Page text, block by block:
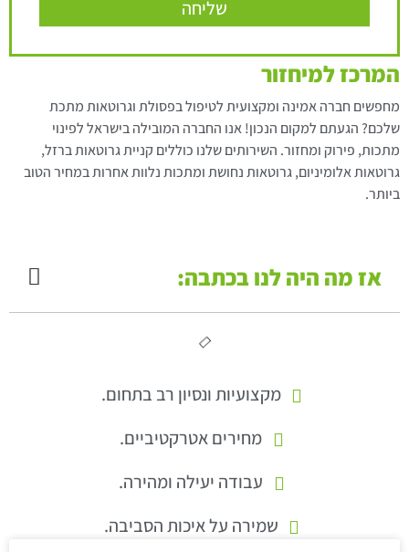
שליחה
המרכז למיחזור
מחפשים חברה אמינה ומקצועית לטיפול בפסולת וגרוטאות מתכת
שלכם? הגעתם למקום הנכון! אנו החברה המובילה בישראל לפינוי
מתכות, פירוק ומחזור. השירותים שלנו כוללים קניית גרוטאות ברזל,
גרוטאות אלומיניום, גרוטאות נחושת ומתכות נלוות אחרות במחיר הטוב
ביותר.
אז מה היה לנו בכתבה:
מקצועיות ונסיון רב בתחום.
מחירים אטרקטיביים.
עבודה יעילה ומהירה.
שמירה על איכות הסביבה.